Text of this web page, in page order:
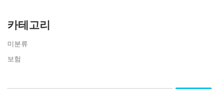
카테고리
미분류
보험